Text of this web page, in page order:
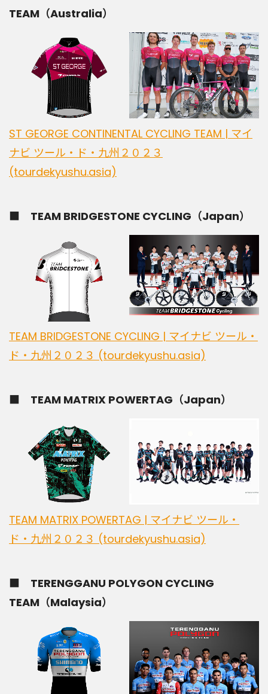
TEAM（Australia）
ST GEORGE CONTINENTAL CYCLING TEAM | マイ
ナビ ツール・ド・九州２０２３
(tourdekyushu.asia)
■ TEAM BRIDGESTONE CYCLING（Japan）
TEAM BRIDGESTONE CYCLING | マイナビ ツール・
ド・九州２０２３ (tourdekyushu.asia)
■ TEAM MATRIX POWERTAG（Japan）
TEAM MATRIX POWERTAG | マイナビ ツール・
ド・九州２０２３ (tourdekyushu.asia)
■ TERENGGANU POLYGON CYCLING
TEAM（Malaysia）